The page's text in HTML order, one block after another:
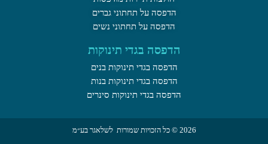
הדפסה על תחתוני גברים
הדפסה על תחתוני נשים
הדפסה בגדי תינוקות
הדפסה בגדי תינוקות בנים
הדפסה בגדי תינוקות בנות
הדפסה בגדי תינוקות סינרים
2026 © כל הזכויות שמורות לשלאגר בע״מ